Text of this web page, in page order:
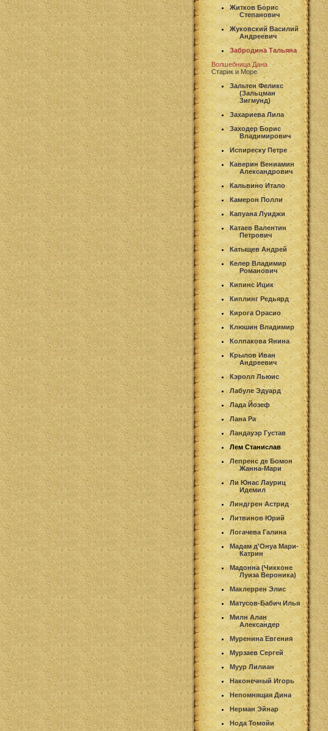
Житков Борис
Степанович
Жуковский Василий
Андреевич
Забродина Тальяна
Волшебница Дана
Старик и Море
Зальтен Феликс
(Зальцман
Зигмунд)
Захариева Лила
Заходер Борис
Владимирович
Испиреску Петре
Каверин Вениамин
Александрович
Кальвино Итало
Камерон Полли
Капуана Луиджи
Катаев Валентин
Петрович
Катыщев Андрей
Келер Владимир
Романович
Кипинс Ицик
Киплинг Редьярд
Кирога Орасио
Клюшин Владимир
Колпакова Янина
Крылов Иван
Андреевич
Кэролл Льюис
Лабуле Эдуард
Лада Йозеф
Лана Ра
Ландауэр Густав
Лем Станислав
Лепренс де Бомон
Жанна-Мари
Ли Юнас Лауриц
Идемил
Линдгрен Астрид
Литвинов Юрий
Логачева Галина
Мадам д'Онуа Мари-
Катрин
Мадонна (Чикконе
Луиза Вероника)
Маклеррен Элис
Матусов-Бабич Илья
Милн Алан
Александер
Муренина Евгения
Мурзаев Сергей
Муур Лилиан
Наконечный Игорь
Непомнящая Дина
Нерман Эйнар
Нода Томойи